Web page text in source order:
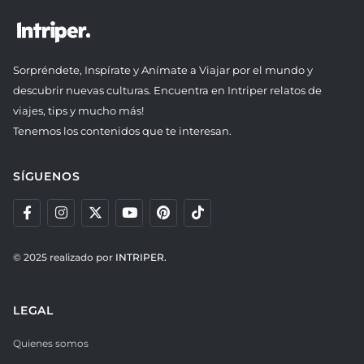
Sorpréndete, Inspírate y Anímate a Viajar por el mundo y
descubrir nuevas culturas. Encuentra en Intriper relatos de
viajes, tips y mucho más!
Tenemos los contenidos que te interesan.
SÍGUENOS
© 2025 realizado por INTRIPER.
LEGAL
Quienes somos